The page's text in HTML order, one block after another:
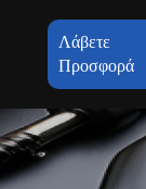
Λάβετε
Προσφορά